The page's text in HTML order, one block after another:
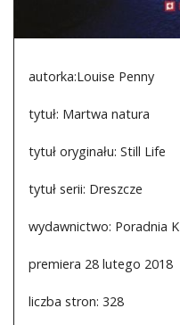
autorka:Louise Penny
tytuł: Martwa natura
tytuł oryginału: Still Life
tytuł serii: Dreszcze
wydawnictwo: Poradnia K
premiera 28 lutego 2018
liczba stron: 328